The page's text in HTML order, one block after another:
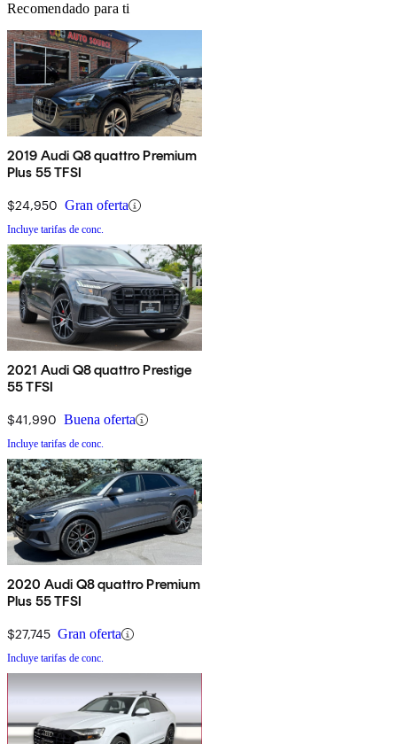
Recomendado para ti
2019 Audi Q8 quattro Premium
Plus 55 TFSI
$24,950 Gran oferta
Incluye tarifas de conc.
2021 Audi Q8 quattro Prestige
55 TFSI
$41,990 Buena oferta
Incluye tarifas de conc.
2020 Audi Q8 quattro Premium
Plus 55 TFSI
$27,745 Gran oferta
Incluye tarifas de conc.